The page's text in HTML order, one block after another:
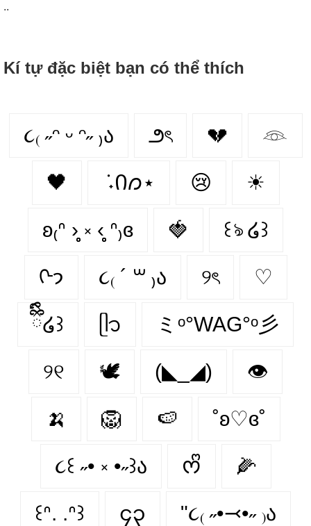
..
Kí tự đặc biệt bạn có thể thích
૮₍ ˶ᵔ ᵕ ᵔ˶ ₎ა ౨ৎ 💔 𓁻
🖤 ݁ ˖Ი𐑼⋆ 😢 ☀
ʚ₍ᐢ ›̥̥̥ ༝ ‹̥̥̥ ᐢ₎ɞ 🍓 ꒰ঌ ໒꒱
ᢉ𐭩 ૮₍ ´ ꒳ ₎ა ୨ৎ ♡
ྀིྀི໒꒱ ᥫ᭡ ミᵒ°WAG°ᵒ彡
୨୧ 🕊️ (◣_◢) 👁
🍌 🦁 🍉 ˚ʚ♡ɞ˚
૮꒰ ˶• ༝ •˶꒱ა ᰔᩚ 🌽
꒰ᐢ. .ᐢ꒱ ၄၃ "૮₍ ˶•⤙•˶ ₎ა